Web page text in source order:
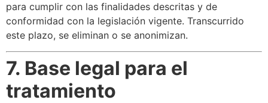
para cumplir con las finalidades descritas y de
conformidad con la legislación vigente. Transcurrido
este plazo, se eliminan o se anonimizan.
7. Base legal para el
tratamiento